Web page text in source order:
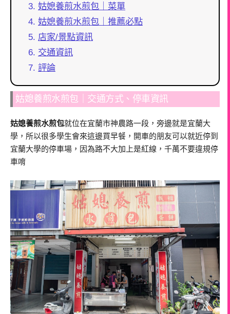
姑媳養煎水煎包｜菜單
姑媳養煎水煎包｜推薦必點
店家/景點資訊
交通資訊
評論
姑媳養煎水煎包｜交通方式、停車資訊
姑媳養煎水煎包就位在宜蘭市神農路一段，旁邊就是宜蘭大
學，所以很多學生會來這邊買早餐，開車的朋友可以就近停到
宜蘭大學的停車場，因為路不大加上是紅線，千萬不要違規停
車唷